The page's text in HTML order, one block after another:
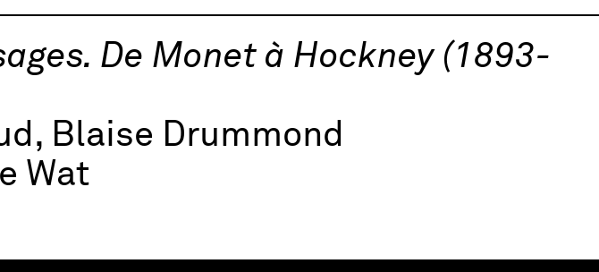
De Monet à Hockney (1893-
Blaise Drummond
Wat